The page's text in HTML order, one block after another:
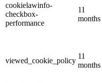
cookielawinfo-
checkbox-
performance
11
months
viewed_cookie_policy
11
months